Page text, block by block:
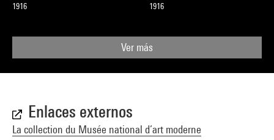
1916
1916
Ver más
Enlaces externos
La collection du Musée national d’art moderne